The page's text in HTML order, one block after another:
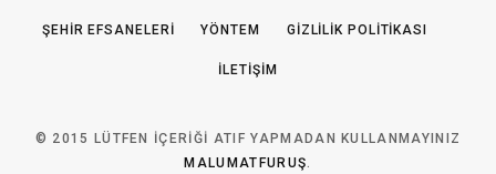
ŞEHIR EFSANELERI YÖNTEM GIZLILIK POLITIKASI
İLETIŞIM
© 2015 LÜTFEN IÇERIĞI ATIF YAPMADAN KULLANMAYINIZ
MALUMATFURUŞ.